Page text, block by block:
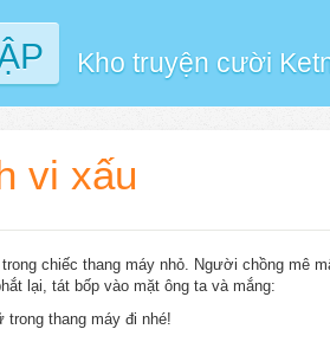
Kho truyện cười
vi xấu
chiếc thang máy nhỏ. Người chồng mê
lại, tát bốp vào mặt ông ta và mắng:
thang máy đi nhé!